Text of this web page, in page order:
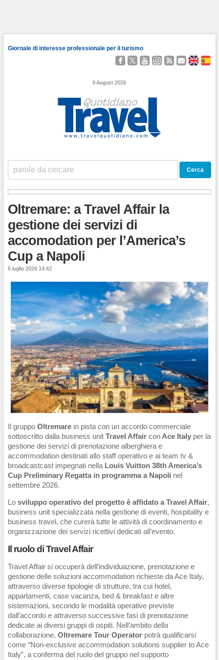
Giornale di interesse professionale per il turismo
SeguiciSeguiGuardaciSeguiciSeguiContattaci
About
9 August 2026
Oltremare: a Travel Affair la
gestione dei servizi di
accomodation per l’America’s
Cup a Napoli
6 luglio 2026 14:42
Il gruppoOltremarein pista con un accordo commerciale
sottoscritto dalla business unit Travel AffairconAce Italyper la
gestione dei servizi di prenotazione alberghiera e
accommodation destinati allo staff operativo e ai team tv &
broadcastcast impegnati nellaLouis Vuitton 38th America’s
Cup Preliminary Regatta in programma a Napoli nel
settembre 2026.
Lo sviluppo operativo del progetto è affidato a Travel Affair,
business unit specializzata nella gestione di eventi, hospitality e
business travel, che curerà tutte le attività di coordinamento e
organizzazione dei servizi ricettivi dedicati all’evento.
Il ruolo di Travel Affair
Travel Affair si occuperà dell’individuazione, prenotazione e
gestione delle soluzioni accommodation richieste da Ace Italy,
attraverso diverse tipologie di strutture, tra cui hotel,
appartamenti, case vacanza, bed & breakfast e altre
sistemazioni, secondo le modalità operative previste
dall’accordo e attraverso successive fasi di prenotazione
dedicate ai diversi gruppi di ospiti. Nell’ambito della
collaborazione, Oltremare Tour Operatorpotrà qualificarsi
come “Non-exclusive accommodation solutions supplier to Ace
Italy”, a conferma del ruolo del gruppo nel supporto